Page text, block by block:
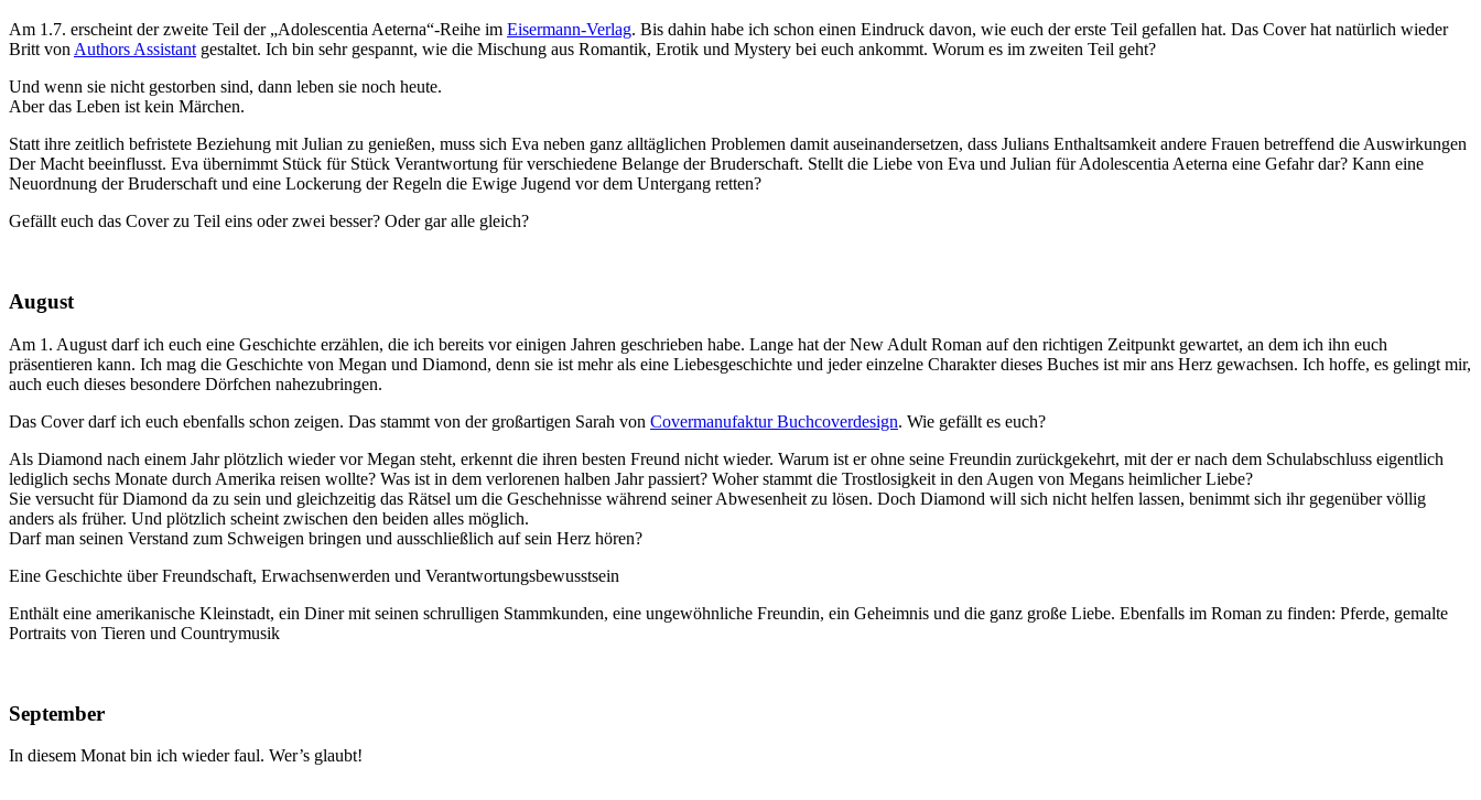
Am 1.7. erscheint der zweite Teil der „Adolescentia Aeterna“-Reihe im Eisermann-Verlag. Bis dahin habe ich schon einen Eindruck davon, wie euch der erste Teil gefallen hat. Das Cover hat natürlich wieder
Britt vonAuthors Assistantgestaltet. Ich bin sehr gespannt, wie die Mischung aus Romantik, Erotik und Mystery bei euch ankommt. Worum es im zweiten Teil geht?
Und wenn sie nicht gestorben sind, dann leben sie noch heute.
Aber das Leben ist kein Märchen.
Statt ihre zeitlich befristete Beziehung mit Julian zu genießen, muss sich Eva neben ganz alltäglichen Problemen damit auseinandersetzen, dass Julians Enthaltsamkeit andere Frauen betreffend die Auswirkungen
Der Macht beeinflusst. Eva übernimmt Stück für Stück Verantwortung für verschiedene Belange der Bruderschaft. Stellt die Liebe von Eva und Julian für Adolescentia Aeterna eine Gefahr dar? Kann eine
Neuordnung der Bruderschaft und eine Lockerung der Regeln die Ewige Jugend vor dem Untergang retten?
Gefällt euch das Cover zu Teil eins oder zwei besser? Oder gar alle gleich?
August
Am 1. August darf ich euch eine Geschichte erzählen, die ich bereits vor einigen Jahren geschrieben habe. Lange hat der New Adult Roman auf den richtigen Zeitpunkt gewartet, an dem ich ihn euch
präsentieren kann. Ich mag die Geschichte von Megan und Diamond, denn sie ist mehr als eine Liebesgeschichte und jeder einzelne Charakter dieses Buches ist mir ans Herz gewachsen. Ich hoffe, es gelingt mir,
auch euch dieses besondere Dörfchen nahezubringen.
Das Cover darf ich euch ebenfalls schon zeigen. Das stammt von der großartigen Sarah von Covermanufaktur Buchcoverdesign. Wie gefällt es euch?
Als Diamond nach einem Jahr plötzlich wieder vor Megan steht, erkennt die ihren besten Freund nicht wieder. Warum ist er ohne seine Freundin zurückgekehrt, mit der er nach dem Schulabschluss eigentlich
lediglich sechs Monate durch Amerika reisen wollte? Was ist in dem verlorenen halben Jahr passiert? Woher stammt die Trostlosigkeit in den Augen von Megans heimlicher Liebe?
Sie versucht für Diamond da zu sein und gleichzeitig das Rätsel um die Geschehnisse während seiner Abwesenheit zu lösen. Doch Diamond will sich nicht helfen lassen, benimmt sich ihr gegenüber völlig
anders als früher. Und plötzlich scheint zwischen den beiden alles möglich.
Darf man seinen Verstand zum Schweigen bringen und ausschließlich auf sein Herz hören?
Eine Geschichte über Freundschaft, Erwachsenwerden und Verantwortungsbewusstsein
Enthält eine amerikanische Kleinstadt, ein Diner mit seinen schrulligen Stammkunden, eine ungewöhnliche Freundin, ein Geheimnis und die ganz große Liebe. Ebenfalls im Roman zu finden: Pferde, gemalte
Portraits von Tieren und Countrymusik
September
In diesem Monat bin ich wieder faul. Wer’s glaubt!